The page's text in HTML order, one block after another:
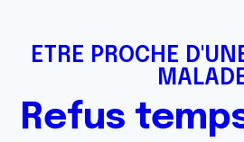
ETRE PROCHE
Refus